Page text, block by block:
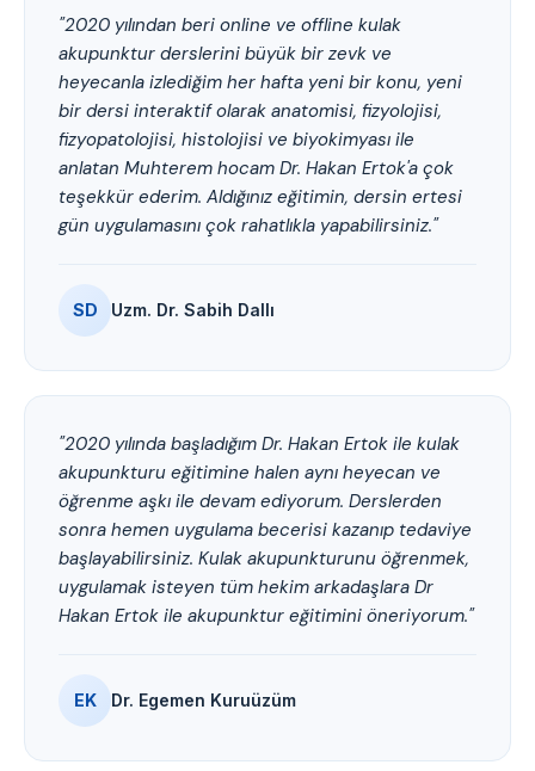
"2020 yılından beri online ve offline kulak
akupunktur derslerini büyük bir zevk ve
heyecanla izlediğim her hafta yeni bir konu, yeni
bir dersi interaktif olarak anatomisi, fizyolojisi,
fizyopatolojisi, histolojisi ve biyokimyası ile
anlatan Muhterem hocam Dr. Hakan Ertok'a çok
teşekkür ederim. Aldığınız eğitimin, dersin ertesi
gün uygulamasını çok rahatlıkla yapabilirsiniz."
SD Uzm. Dr. Sabih Dallı
"2020 yılında başladığım Dr. Hakan Ertok ile kulak
akupunkturu eğitimine halen aynı heyecan ve
öğrenme aşkı ile devam ediyorum. Derslerden
sonra hemen uygulama becerisi kazanıp tedaviye
başlayabilirsiniz. Kulak akupunkturunu öğrenmek,
uygulamak isteyen tüm hekim arkadaşlara Dr
Hakan Ertok ile akupunktur eğitimini öneriyorum."
EK Dr. Egemen Kuruüzüm